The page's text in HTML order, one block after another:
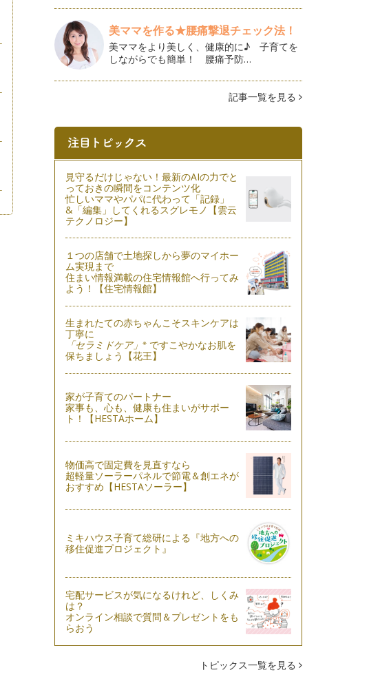
美ママを作る★腰痛撃退チェック法！
美ママをより美しく、健康的に♪ 子育てを
しながらでも簡単！ 腰痛予防…
記事一覧を見る
見守るだけじゃない！最新のAIの力でと
っておきの瞬間をコンテンツ化
忙しいママやパパに代わって「記録」
&「編集」してくれるスグレモノ【雲云
テクノロジー】
１つの店舗で土地探しから夢のマイホー
ム実現まで
住まい情報満載の住宅情報館へ行ってみ
よう！【住宅情報館】
生まれたての赤ちゃんこそスキンケアは
丁寧に
「セラミドケア」 ※ですこやかなお肌を
保ちましょう【花王】
家が子育てのパートナー
家事も、心も、健康も住まいがサポー
ト！【HESTAホーム】
物価高で固定費を見直すなら
超軽量ソーラーパネルで節電＆創エネが
おすすめ【HESTAソーラー】
ミキハウス子育て総研による『地方への
移住促進プロジェクト』
宅配サービスが気になるけれど、しくみ
は？
オンライン相談で質問＆プレゼントをも
らおう
トピックス一覧を見る